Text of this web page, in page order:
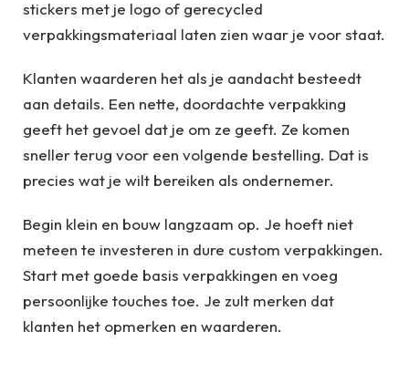
stickers met je logo of gerecycled
verpakkingsmateriaal laten zien waar je voor staat.
Klanten waarderen het als je aandacht besteedt
aan details. Een nette, doordachte verpakking
geeft het gevoel dat je om ze geeft. Ze komen
sneller terug voor een volgende bestelling. Dat is
precies wat je wilt bereiken als ondernemer.
Begin klein en bouw langzaam op. Je hoeft niet
meteen te investeren in dure custom verpakkingen.
Start met goede basis verpakkingen en voeg
persoonlijke touches toe. Je zult merken dat
klanten het opmerken en waarderen.